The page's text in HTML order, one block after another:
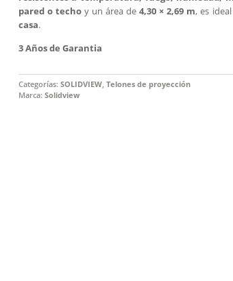
pared o techoy un área de4,30 × 2,69 m, es
casa.
3 Años de Garantia
Categorías: SOLIDVIEW, Telones de proyección
Marca: Solidview